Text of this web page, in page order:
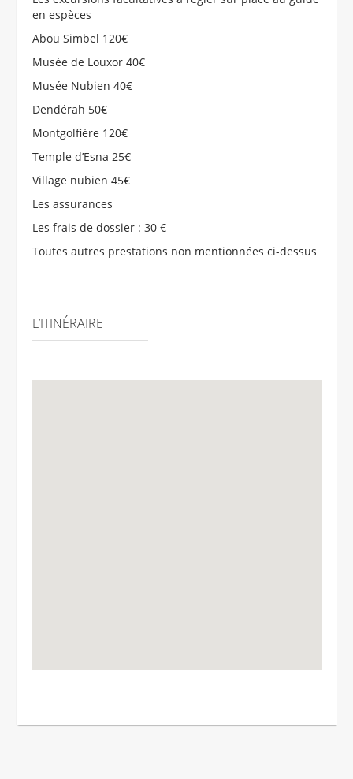
en espèces
Abou Simbel 120€
Musée de Louxor 40€
Musée Nubien 40€
Dendérah 50€
Montgolfière 120€
Temple d’Esna 25€
Village nubien 45€
Les assurances
Les frais de dossier : 30 €
Toutes autres prestations non mentionnées ci-dessus
L’ITINÉRAIRE